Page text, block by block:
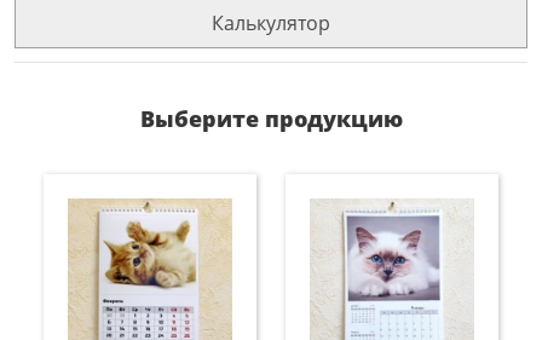
Калькулятор
Выберите продукцию